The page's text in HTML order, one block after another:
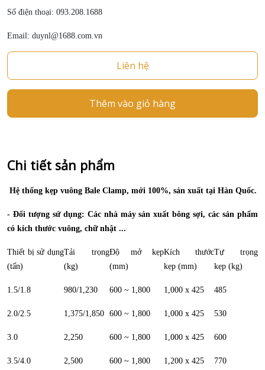
Số điện thoại: 093.208.1688
Email: duynl@1688.com.vn
Liên hệ
Thêm vào giỏ hàng
Chi tiết sản phẩm
Hệ thống kẹp vuông Bale Clamp, mới 100%, sản xuất tại Hàn Quốc.
- Đối tượng sử dụng: Các nhà máy sản xuất bông sợi, các sản phẩm
có kích thước vuông, chữ nhật ...
Thiết bị sử dụng
(tấn)
Tải trọng
(kg)
Độ mở kẹp
(mm)
Kích thước
kẹp (mm)
Tự trọng
kẹp (kg)
1.5/1.8 980/1,230 600 ~ 1,800 1,000 x 425 485
2.0/2.5 1,375/1,850 600 ~ 1,800 1,000 x 425 530
3.0 2,250 600 ~ 1,800 1,000 x 425 600
3.5/4.0 2,500 600 ~ 1,800 1,200 x 425 770